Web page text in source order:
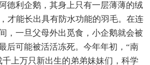
德利企鹅，其身上只有一层薄薄的绒
才能长出具有防水功能的羽毛。在连
，一旦父母外出觅食，小企鹅就会被
后可能被活活冻死。今年年初，“南
上万只新出生的弟弟妹妹们，科学